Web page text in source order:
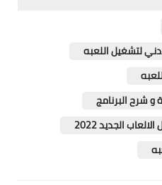
لتشغيل اللعبه
شرح البرنامج
الجديد 2022